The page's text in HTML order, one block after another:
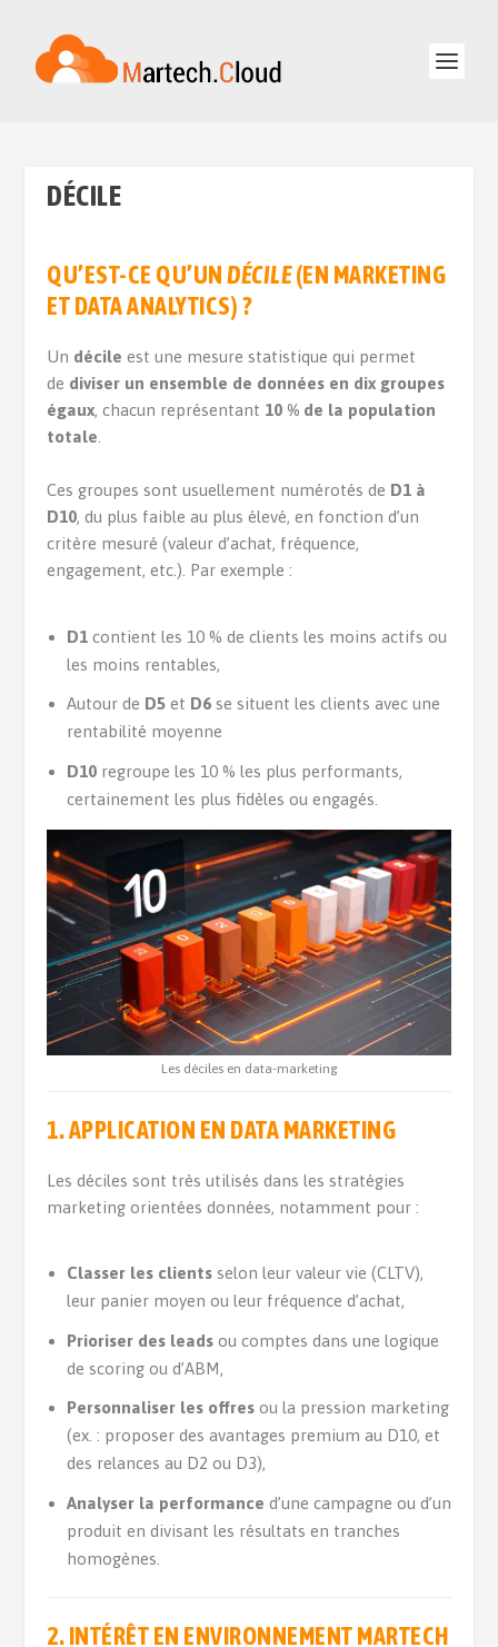
DÉCILE
QU’EST-CE QU’UNDÉCILE(EN MARKETING
ET DATA ANALYTICS) ?
Un décile est une mesure statistique qui permet
de diviser un ensemble de données en dix groupes
égaux, chacun représentant 10 % de la population
totale
Ces groupes sont usuellement numérotés de D1 à
D10, du plus faible au plus élevé, en fonction d’un
critère mesuré (valeur d’achat, fréquence,
engagement, etc.). Par exemple :
D1contient les 10 % de clients les moins actifs ou
les moins rentables,
Autour de D5et D6se situent les clients avec une
rentabilité moyenne
D10regroupe les 10 % les plus performants,
certainement les plus fidèles ou engagés.
Les déciles en data-marketing
1. APPLICATION EN DATA MARKETING
Les déciles sont très utilisés dans les stratégies
marketing orientées données, notamment pour :
Classer les clientsselon leur valeur vie (CLTV),
leur panier moyen ou leur fréquence d’achat,
Prioriser des leadsou comptes dans une logique
de scoring ou d’ABM,
Personnaliser les offresou la pression marketing
(ex. : proposer des avantages premium au D10, et
des relances au D2 ou D3),
Analyser la performance d’une campagne ou d’un
produit en divisant les résultats en tranches
homogènes.
2. INTÉRÊT EN ENVIRONNEMENT MARTECH